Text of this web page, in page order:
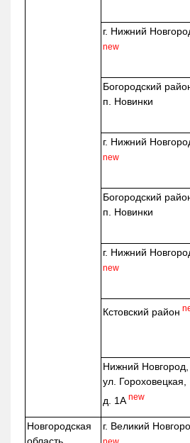
г. Нижний
new
Богородский
п. Новинки
г. Нижний
new
Богородский
п. Новинки
г. Нижний
new
Кстовский район
Нижний Новгород,
ул. Гороховецкая,
д. 1А new
Новгородская
г. Великий